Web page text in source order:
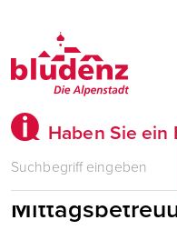
Haben Sie ein
Pädagogische